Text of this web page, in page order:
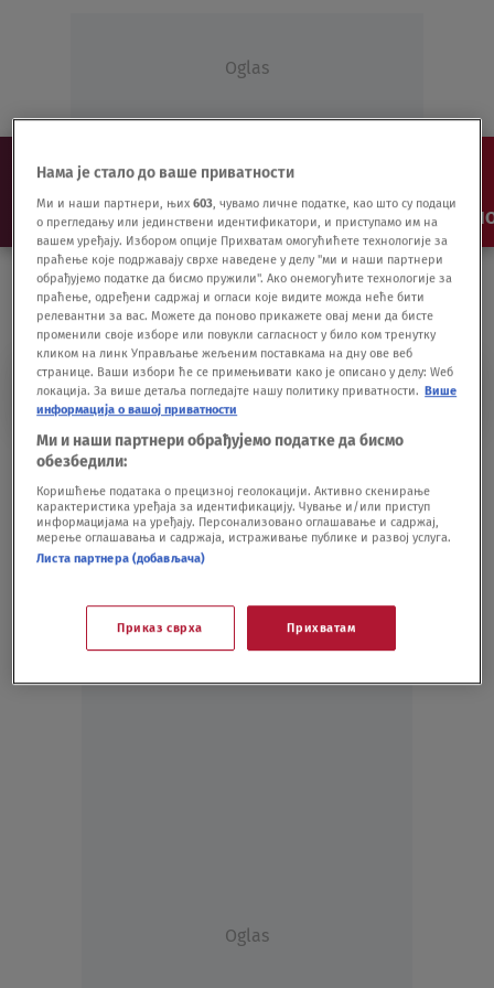
Oglas
NAJNOVIJE VESTI SHOW SPORT VIDEO
TRENUCI
bolnice u Batajnici
VIDEO24.01.21.
Oglas
Нама је стало до ваше приватности
Ми и наши партнери, њих603, чувамо личне податке, као што су подаци
о прегледању или јединствени идентификатори, и приступамо им на
вашем уређају. Избором опције Прихватам омогућићете технологије за
праћење које подржавају сврхе наведене у делу "ми и наши партнери
обрађујемо податке да бисмо пружили". Ако онемогућите технологије за
праћење, одређени садржај и огласи које видите можда неће бити
релевантни за вас. Можете да поново прикажете овај мени да бисте
променили своје изборе или повукли сагласност у било ком тренутку
кликом на линк Управљање жељеним поставкама на дну ове веб
странице. Ваши избори ће се примењивати како је описано у делу: Wеб
локација. За више детаља погледајте нашу политику приватности. Више
информација о вашој приватности
Ми и наши партнери обрађујемо податке да бисмо
обезбедили:
Коришћење података о прецизној геолокацији. Активно скенирање
карактеристика уређаја за идентификацију. Чување и/или приступ
информацијама на уређају. Персонализовано оглашавање и садржај,
мерење оглашавања и садржаја, истраживање публике и развој услуга.
Листа партнера (добављача)
Приказ сврха Прихватам